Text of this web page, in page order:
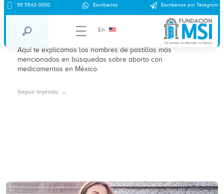
55 5543 0000 Escríbenos Escríbenos por Telegram
En
Nombres de pastillas para abortar más
buscadas
Aquí te explicamos los nombres de pastillas más
mencionados en búsquedas sobre aborto con
medicamentos en México.
Seguir leyendo